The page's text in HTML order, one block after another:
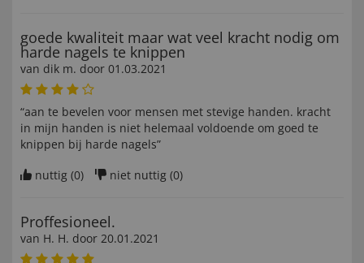
goede kwaliteit maar wat veel kracht nodig om
harde nagels te knippen
van dik m. door 01.03.2021
“aan te bevelen voor mensen met stevige handen. kracht
in mijn handen is niet helemaal voldoende om goed te
knippen bij harde nagels”
nuttig (0) niet nuttig (0)
Proffesioneel.
van H. H. door 20.01.2021